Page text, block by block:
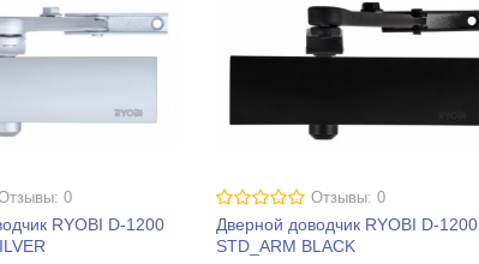
0
RYOBI D-1200
Отзывы: 0
Дверной доводчик RYOBI D-1200
STD_ARM BLACK